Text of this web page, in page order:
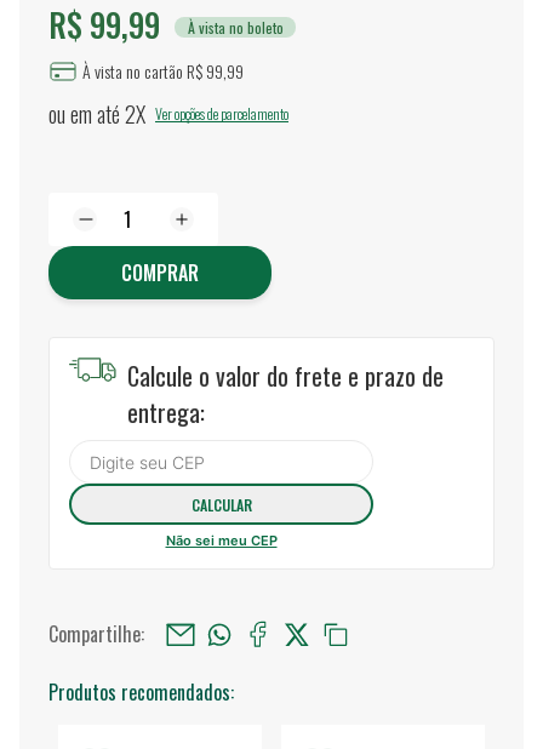
R$ 99,99 À vista no boleto
À vista no cartão R$ 99,99
ou em até2X Ver opções de parcelamento
COMPRAR
Calcule o valor do frete e prazo de
entrega:
Não sei meu CEP
Compartilhe:
Produtos recomendados: